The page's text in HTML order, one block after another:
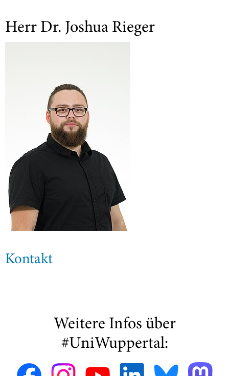
Herr Dr. Joshua Rieger
Kontakt
Weitere Infos über
#UniWuppertal: